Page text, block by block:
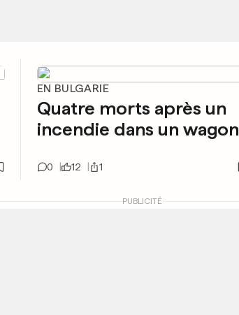
EN BULGARIE
Quatre morts après un
incendie dans un wagon
0 12 1
PUBLICITÉ